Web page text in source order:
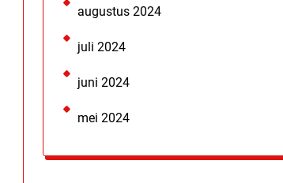
augustus 2024
juli 2024
juni 2024
mei 2024